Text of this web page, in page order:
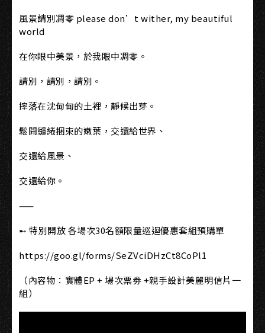
風景請別凋零 please don’t wither, my beautiful
world
在你眼中美景，於我眼中凋零。
請別，請別，請別。
摔落在沈甸甸的土裡，靜候出芽。
鬆開繾綣捆束的嫩葉，交還給世界、
交還給風景、
交還給你。
——
➸ 特別開放 各場次30名額限量巡迴優惠套組預購單
https://goo.gl/forms/SeZVciDHzCt8CoPl1
（內容物：實體EP + 場次票劵 +親手設計美麗明信片一
組）